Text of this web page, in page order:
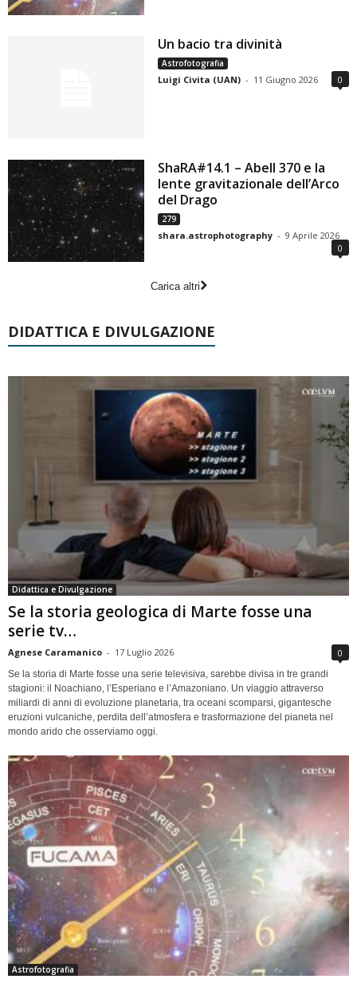
Un bacio tra divinità
Astrofotografia
Luigi Civita (UAN) - 11 Giugno 2026 0
ShaRA#14.1 – Abell 370 e la
lente gravitazionale dell’Arco
del Drago
279
shara.astrophotography - 9 Aprile 2026
0
Carica altri
DIDATTICA E DIVULGAZIONE
Didattica e Divulgazione
Se la storia geologica di Marte fosse una
serie tv…
Agnese Caramanico - 17 Luglio 2026 0
Se la storia di Marte fosse una serie televisiva, sarebbe divisa in tre grandi
stagioni: il Noachiano, l’Esperiano e l’Amazoniano. Un viaggio attraverso
miliardi di anni di evoluzione planetaria, tra oceani scomparsi, gigantesche
eruzioni vulcaniche, perdita dell’atmosfera e trasformazione del pianeta nel
mondo arido che osserviamo oggi.
Astrofotografia